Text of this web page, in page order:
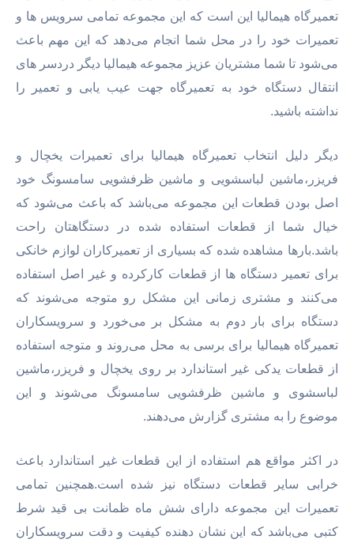
تعمیرگاه هیمالیا این است که این مجموعه تمامی سرویس ها و
تعمیرات خود را در محل شما انجام می‌دهد که این مهم باعث
می‌شود تا شما مشتریان عزیز مجموعه هیمالیا دیگر دردسر های
انتقال دستگاه خود به تعمیرگاه جهت عیب یابی و تعمیر را
نداشته باشید.
دیگر دلیل انتخاب تعمیرگاه هیمالیا برای تعمیرات یخچال و
فریزر،ماشین لباسشویی و ماشین ظرفشویی سامسونگ خود
اصل بودن قطعات این مجموعه می‌باشد که باعث می‌شود که
خیال شما از قطعات استفاده شده در دستگاهتان راحت
باشد.بارها مشاهده شده که بسیاری از تعمیرکاران لوازم خانکی
برای تعمیر دستگاه ها از قطعات کارکرده و غیر اصل استفاده
می‌کنند و مشتری زمانی این مشکل رو متوجه می‌شوند که
دستگاه برای بار دوم به مشکل بر می‌خورد و سرویسکاران
تعمیرگاه هیمالیا برای برسی به محل می‌روند و متوجه استفاده
از قطعات یدکی غیر استاندارد بر روی یخچال و فریزر،ماشین
لباسشوی و ماشین ظرفشویی سامسونگ می‌شوند و این
موضوع را به مشتری گزارش می‌دهند.
در اکثر مواقع هم استفاده از این قطعات غیر استاندارد باعث
خرابی سایر قطعات دستگاه نیز شده است.همچنین تمامی
تعمیرات این مجموعه دارای شش ماه ظمانت بی قید شرط
کتبی می‌باشد که این نشان دهنده کیفیت و دقت سرویسکاران